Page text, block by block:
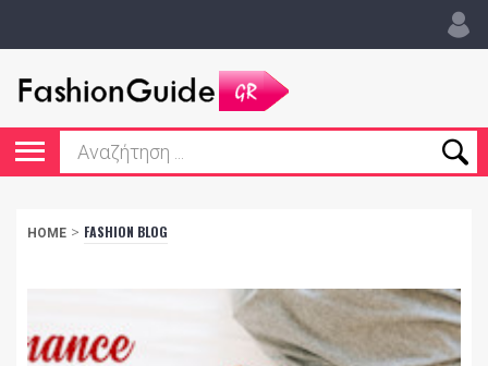
HOME > FASHION BLOG